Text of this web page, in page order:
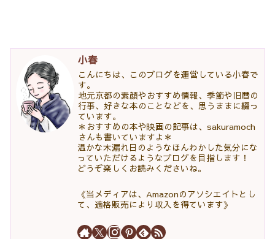
小春
こんにちは、このブログを運営している小春で
す。
地元京都の素顔やおすすめ情報、季節や旧暦の
行事、好きな本のことなどを、思うままに綴っ
ています。
＊おすすめの本や映画の記事は、sakuramoch
さんも書いていますよ＊
温かな木漏れ日のようなほんわかした気分にな
っていただけるようなブログを目指します！
どうぞ楽しくお読みくださいね。
《当メディアは、Amazonのアソシエイトとし
て、適格販売により収入を得ています》